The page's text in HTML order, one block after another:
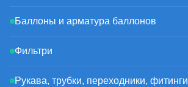
Баллоны и арматура баллонов
Фильтри
Рукава, трубки, переходники, фитинги